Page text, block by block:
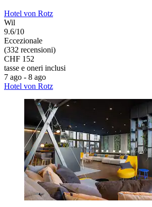
Hotel von Rotz
Wil
9.6/10
Eccezionale
(332 recensioni)
CHF 152
tasse e oneri inclusi
7 ago - 8 ago
Hotel von Rotz